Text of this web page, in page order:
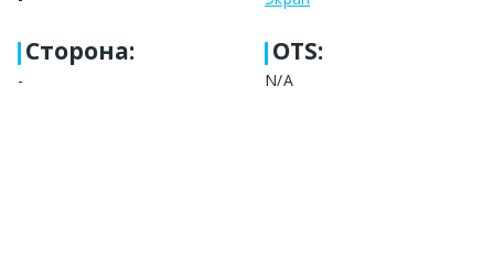
Сторона:
-
OTS:
N/A